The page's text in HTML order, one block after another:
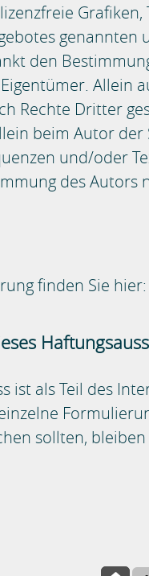
genannten
den
Allein
Rechte Dritter
beim Autor der
und/oder
des Autors
finden Sie hier:
ist als Teil des
sollten,